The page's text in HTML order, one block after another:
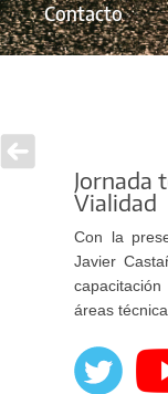
Contacto
Jornada
Vialidad
Con la
Javier
áreas